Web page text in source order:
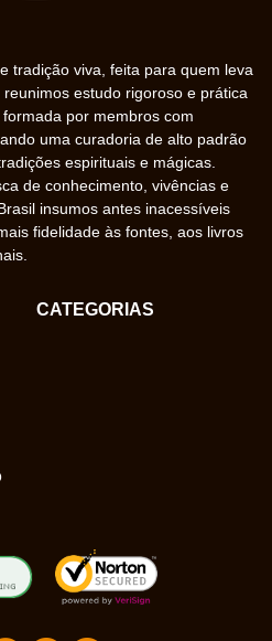
tradição viva, feita para quem leva
estudo rigoroso e prática
por membros com
uma curadoria de alto padrão
espirituais e mágicas.
de conhecimento, vivências e
insumos antes inacessíveis
fidelidade às fontes, aos livros
CATEGORIAS